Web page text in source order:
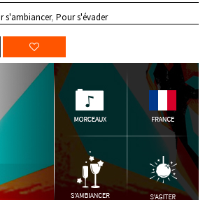
s'ambiancer,Pour s'évader